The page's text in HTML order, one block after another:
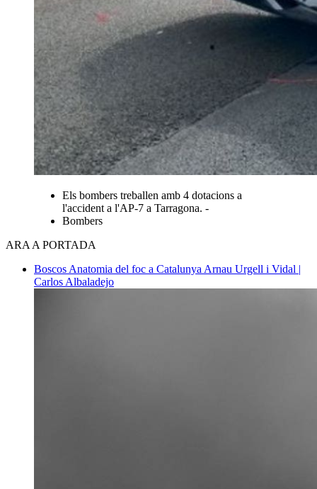
Els bombers treballen amb 4 dotacions a
l'accident a l'AP-7 a Tarragona. -
Bombers
ARA A PORTADA
Boscos Anatomia del foc a Catalunya Arnau Urgell i Vidal |
Carlos Albaladejo